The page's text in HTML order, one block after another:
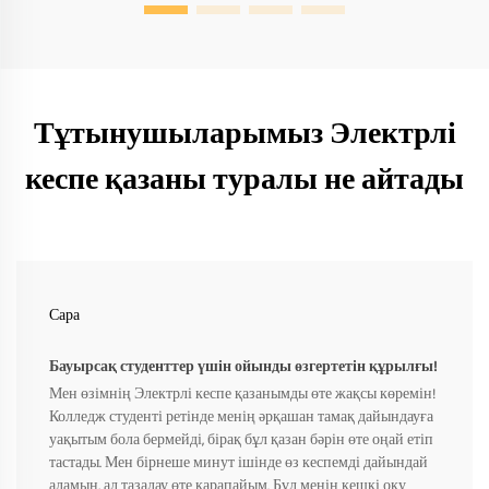
Тұтынушыларымыз Электрлі
кеспе қазаны туралы не айтады
Сара
Бауырсақ студенттер үшін ойынды өзгертетін құрылғы!
Мен өзімнің Электрлі кеспе қазанымды өте жақсы көремін!
Колледж студенті ретінде менің әрқашан тамақ дайындауға
уақытым бола бермейді, бірақ бұл қазан бәрін өте оңай етіп
тастады. Мен бірнеше минут ішінде өз кеспемді дайындай